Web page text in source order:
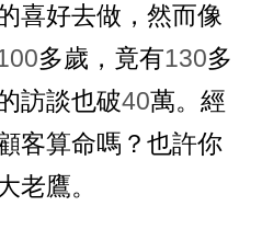
喜好去做，然而像
多歲，竟有130多
訪談也破40萬。經
客算命嗎？也許你
老鷹。